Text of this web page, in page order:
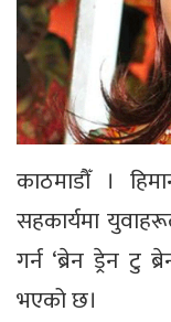
काठमाडौँ ।
सहकार्यमा
गर्न ‘ब्रेन ड्रेन टु
भएको छ।